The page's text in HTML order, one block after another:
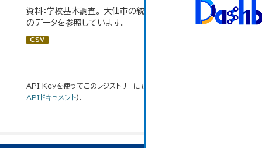
資料：学校基本調査。 大仙市の統計「14-3 小学校の状況」
のデータを参照しています。
CSV
API Keyを使ってこのレジストリーにもアクセス可能です
APIドキュメント).